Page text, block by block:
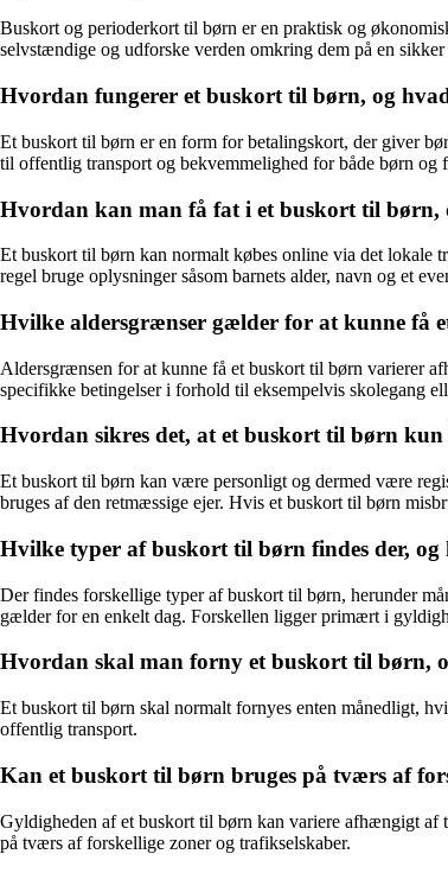
Buskort og perioderkort til børn er en praktisk og
selvstændige og udforske verden omkring dem på en sikker
Hvordan fungerer et buskort til børn, og
Et buskort til børn er en form for betalingskort, der giver
til offentlig transport og bekvemmelighed for både børn og
Hvordan kan man få fat i et buskort til børn,
Et buskort til børn kan normalt købes online via det lokale
regel bruge oplysninger såsom barnets alder, navn og et
Hvilke aldersgrænser gælder for at kunne få
Aldersgrænsen for at kunne få et buskort til børn varierer
specifikke betingelser i forhold til eksempelvis skolegang
Hvordan sikres det, at et buskort til børn kun
Et buskort til børn kan være personligt og dermed være
bruges af den retmæssige ejer. Hvis et buskort til børn
Hvilke typer af buskort til børn findes der, og
Der findes forskellige typer af buskort til børn, herunder
gælder for en enkelt dag. Forskellen ligger primært i
Hvordan skal man forny et buskort til børn,
Et buskort til børn skal normalt fornyes enten månedligt,
offentlig transport.
Kan et buskort til børn bruges på tværs af
Gyldigheden af et buskort til børn kan variere afhængigt af
på tværs af forskellige zoner og trafikselskaber.